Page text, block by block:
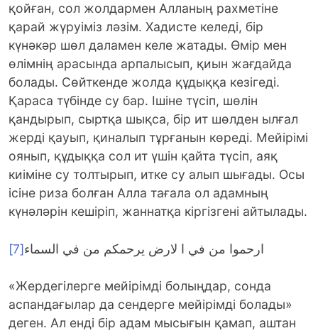
қойған, сол жолдармен Алланың рахметіне
қарай жүруіміз ләзім. Хадисте келеді, бір
күнәкәр шөл даламен келе жатады. Өмір мен
өлімнің арасында арпалысып, қиын жағдайда
болады. Сөйткенде жолда құдыққа кезігеді.
Қараса түбінде су бар. Ішіне түсіп, шөлін
қандырып, сыртқа шықса, бір ит шөлден ылғал
жерді қауып, қиналып тұрғанын көреді. Мейірімі
оянып, құдыққа сол ит үшін қайта түсіп, аяқ
киіміне су толтырып, итке су алып шығады. Осы
ісіне риза болған Алла тағала ол адамның
күнәләрін кешіріп, жаннатқа кіргізгені айтылады.
ارحموا من في ا لارض يرحمكم من في السماء[7]
«Жердегілерге мейірімді болыңдар, сонда
аспандағылар да сендерге мейірімді болады»
деген. Ал енді бір адам мысығын қамап, аштан